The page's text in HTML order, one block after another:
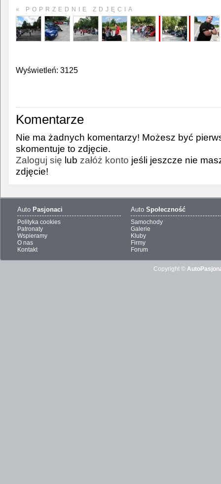
« POPRZEDNIE ZDJĘCIA
Wyświetleń: 3125
Komentarze
Nie ma żadnych komentarzy! Możesz być
skomentuje to zdjęcie.
Zaloguj się lub załóż konto jeśli jeszcze nie
zdjęcie!
Auto Pasjonaci
Polityka cookies
Patronaty
Wspieramy
O nas
Kontakt
Auto Społeczność
Samochody
Galerie
Kluby
Firmy
Forum
Copyright ©